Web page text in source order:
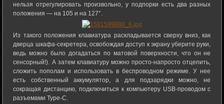
нельзя отрегулировать произвольно, у подпорки есть два разных
положения — на 105 и на 127°.
Из такого положения клавиатура раскладывается сверху вниз, как
дверца шкафа-секретера, освобождая доступ к экрану уберите руки,
ведь можно было догадаться по матовой поверхности, что он не
сенсорный!). А затем клавиатуру можно просто-напросто отцепить,
сложить пополам и использовать в беспроводном режиме. У нее
есть собственный аккумулятор, а для подзарядки можно, не
сокращая дистанцию, подключиться к компьютеру USB-проводом с
разъемами Type-C.